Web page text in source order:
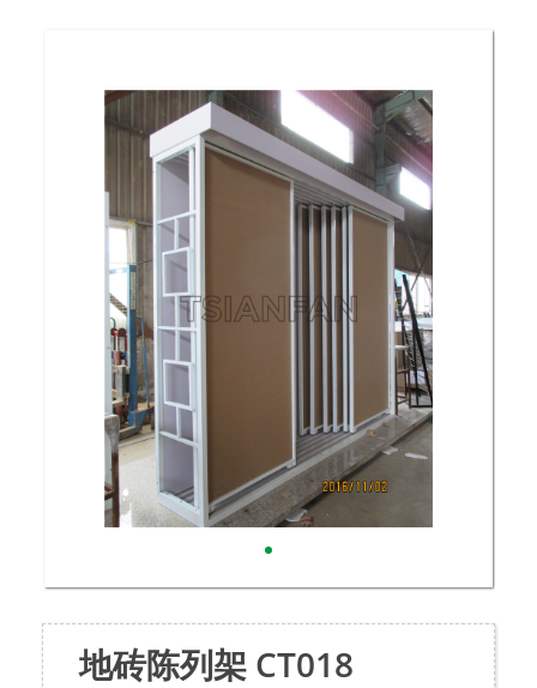
地砖陈列架 CT018